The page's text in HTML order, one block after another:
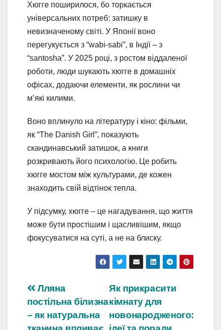
Хюгге поширилося, бо торкається
універсальних потреб: затишку в
невизначеному світі. У Японії воно
перегукується з “wabi-sabi”, в Індії – з
“santosha”. У 2025 році, з ростом віддаленої
роботи, люди шукають хюгге в домашніх
офісах, додаючи елементи, як рослини чи
м’які килими.
Воно вплинуло на літературу і кіно: фільми,
як “The Danish Girl”, показують
скандинавський затишок, а книги
розкривають його психологію. Це робить
хюгге мостом між культурами, де кожен
знаходить свій відтінок тепла.
У підсумку, хюгге – це нагадування, що життя
може бути простішим і щасливішим, якщо
фокусуватися на суті, а не на блиску.
Навігація
записів
Як прикрасити
кімнату для
новонародженого:
Лляна
постільна білизна
– як натуральна